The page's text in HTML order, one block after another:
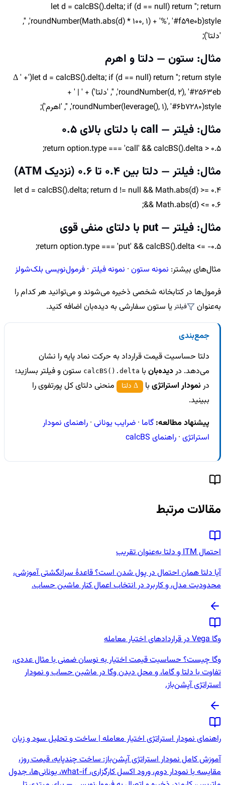
let d = calcBS().delta; if (d == null) return ''; return
style(roundNumber(Math.abs(d) * 100, 1) + '%', '#f59e0b', '',
'دلتا');
مثال: ستون — دلتا و اهرم
let d = calcBS().delta; if (d == null) return ''; return style('Δ ' +
roundNumber(d, 2), '#2563eb', '', 'دلتا') + ' | ' +
style(roundNumber(leverage(), 1), '#6b7280', '', 'اهرم');
مثال: فیلتر — call با دلتای بالای 0.5
return option.type === 'call' && calcBS().delta > 0.5;
مثال: فیلتر — دلتا بین 0.4 تا 0.6 (نزدیک ATM)
let d = calcBS().delta; return d != null && Math.abs(d) >= 0.4
&& Math.abs(d) <= 0.6;
مثال: فیلتر — put با دلتای منفی قوی
return option.type === 'put' && calcBS().delta <= -0.5;
مثال‌های بیشتر:نمونه ستون· نمونه فیلتر· فرمول‌نویسی بلک‌شولز
فرمول‌ها در کتابخانه شخصی ذخیره می‌شوند و می‌توانید هر کدام را
به‌عنوان
فیلتریا ستون سفارشی به دیده‌بان اضافه کنید.
جمع‌بندی
دلتا حساسیت قیمت قرارداد به حرکت نماد پایه را نشان
می‌دهد. دردیده‌بانباcalcBS().deltaستون و فیلتر بسازید؛
درنمودار استراتژیبا Δ دلتا
منحنی دلتای کل پورتفوی را
ببینید.
پیشنهاد مطالعه:گاما· ضرایب یونانی· راهنمای نمودار
استراتژی· راهنمای calcBS
مقالات مرتبط
احتمال ITM و دلتا به‌عنوان تقریب
آیا دلتا همان احتمال در پول شدن است؟ قاعدهٔ سرانگشتی آموزشی،
محدودیت مدل، و کاربرد در انتخاب اعمال کنار ماشین حساب.
وگا Vega در قراردادهای اختیار معامله
وگا چیست؟ حساسیت قیمت اختیار به نوسان ضمنی با مثال عددی،
تفاوت با دلتا و گاما، و محل دیدن وگا در ماشین حساب و نمودار
استراتژی آپشن‌باز.
راهنمای نمودار استراتژی اختیار معامله | ساخت و تحلیل سود و زیان
آموزش کامل نمودار استراتژی آپشن‌باز: ساخت چندپایه، قیمت روز،
مقایسه با نمودار دوم، ورود اکسل کارگزاری، what-if، یونانی‌ها، جدول